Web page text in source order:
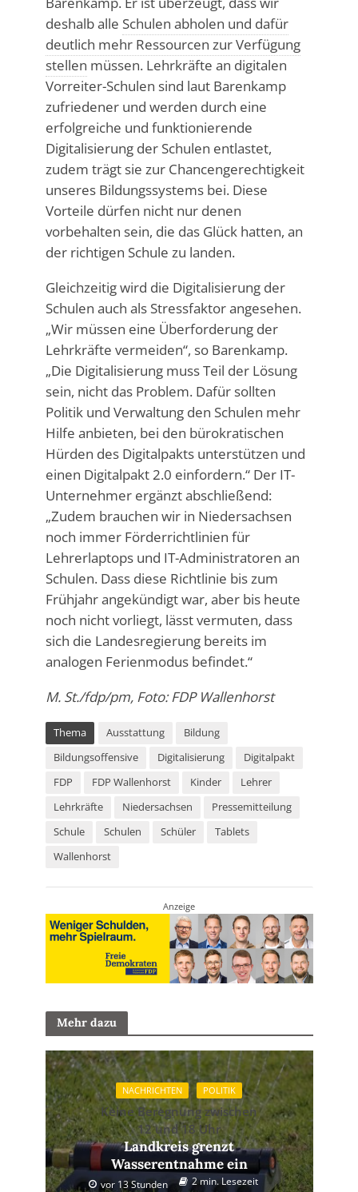
deshalb alle Schulen abholen und dafür
deutlich mehr Ressourcen zur Verfügung
stellen müssen. Lehrkräfte an digitalen
Vorreiter-Schulen sind laut Barenkamp
zufriedener und werden durch eine
erfolgreiche und funktionierende
Digitalisierung der Schulen entlastet,
zudem trägt sie zur Chancengerechtigkeit
unseres Bildungssystems bei. Diese
Vorteile dürfen nicht nur denen
vorbehalten sein, die das Glück hatten, an
der richtigen Schule zu landen.
Gleichzeitig wird die Digitalisierung der
Schulen auch als Stressfaktor angesehen.
„Wir müssen eine Überforderung der
Lehrkräfte vermeiden“, so Barenkamp.
„Die Digitalisierung muss Teil der Lösung
sein, nicht das Problem. Dafür sollten
Politik und Verwaltung den Schulen mehr
Hilfe anbieten, bei den bürokratischen
Hürden des Digitalpakts unterstützen und
einen Digitalpakt 2.0 einfordern.“ Der IT-
Unternehmer ergänzt abschließend:
„Zudem brauchen wir in Niedersachsen
noch immer Förderrichtlinien für
Lehrerlaptops und IT-Administratoren an
Schulen. Dass diese Richtlinie bis zum
Frühjahr angekündigt war, aber bis heute
noch nicht vorliegt, lässt vermuten, dass
sich die Landesregierung bereits im
analogen Ferienmodus befindet.“
M. St./fdp/pm, Foto: FDP Wallenhorst
Thema Ausstattung
Bildung
Bildungsoffensive
Digitalisierung
Digitalpakt
FDP
FDP Wallenhorst Kinder
Lehrer
Lehrkräfte
Niedersachsen
Pressemitteilung
Schule
Schulen Schüler
Tablets
Wallenhorst
Anzeige
Mehr dazu
NACHRICHTEN POLITIK
Keine Beregnung zwischen
12 und 18 Uhr
Landkreis grenzt
Wasserentnahme ein
vor 13 Stunden 2 min. Lesezeit